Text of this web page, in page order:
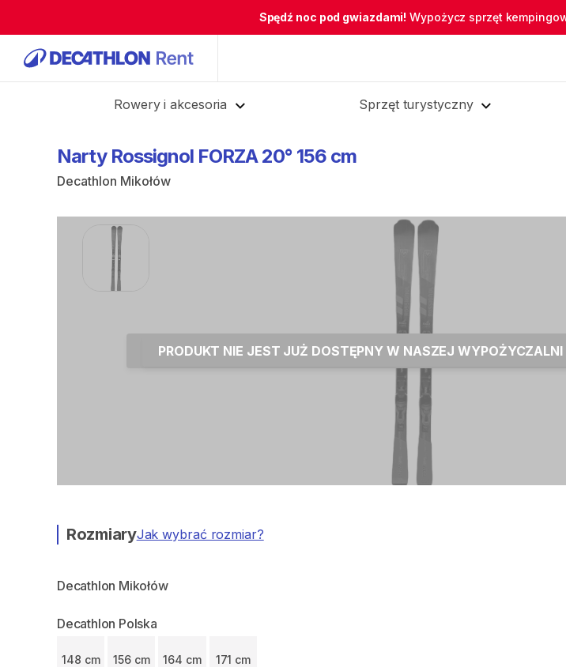
Spędź noc pod gwiazdami! Wypożycz sprzęt
Rowery i akcesoria Sprzęt turystyczny
Narty Rossignol FORZA 20° 156 cm
Decathlon Mikołów
PRODUKT NIE JEST JUŻ DOSTĘPNY W NASZEJ WYPOŻYCZALNI
RozmiaryJak wybrać rozmiar?
Decathlon Mikołów
Decathlon Polska
148 cm 156 cm 164 cm 171 cm